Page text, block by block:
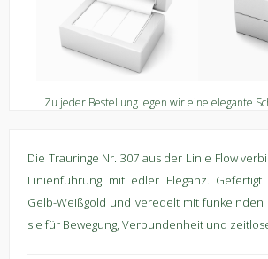
Zu jeder Bestellung legen wir eine elegante
Die Trauringe Nr. 307 aus der Linie Flow
Linienführung mit edler Eleganz. Gefertigt
Gelb-Weißgold und veredelt mit funkelnden
sie für Bewegung, Verbundenheit und